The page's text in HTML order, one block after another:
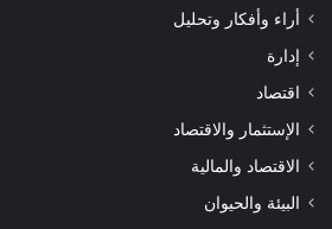
أراء وأفكار وتحليل
إدارة
اقتصاد
الإستثمار والاقتصاد
الاقتصاد والمالية
البيئة والحيوان